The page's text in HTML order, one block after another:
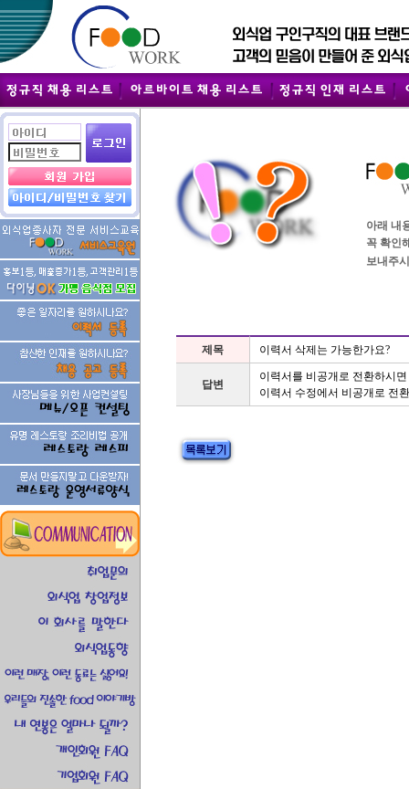
아래 내
꼭 확인
보내주
제목 이력서 삭제는 가능한가요?
답변
이력서를 비공개로 전환하시
이력서 수정에서 비공개로 전